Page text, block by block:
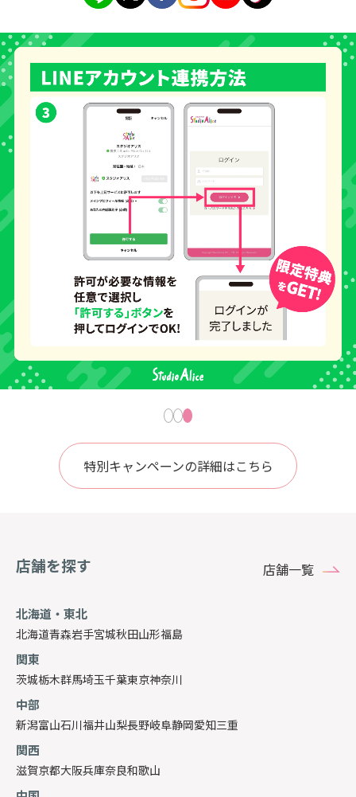
特別キャンペーンの詳細はこちら
店舗を探す 店舗一覧
北海道・東北
北海道青森岩手宮城秋田山形福島
関東
茨城栃木群馬埼玉千葉東京神奈川
中部
新潟富山石川福井山梨長野岐阜静岡愛知三重
関西
滋賀京都大阪兵庫奈良和歌山